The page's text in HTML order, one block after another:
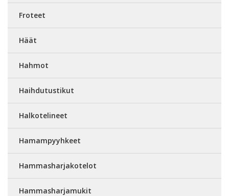
Froteet
Häät
Hahmot
Haihdutustikut
Halkotelineet
Hamampyyhkeet
Hammasharjakotelot
Hammasharjamukit